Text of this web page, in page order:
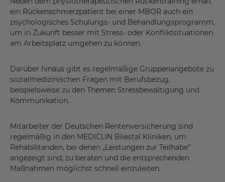
ein Rückenschmerzpatient bei einer MBOR auch ein
psychologisches Schulungs- und Behandlungsprogramm,
um in Zukunft besser mit Stress- oder Konfliktsituationen
am Arbeitsplatz umgehen zu können.
Darüber hinaus gibt es regelmäßige Gruppenangebote zu
sozialmedizinischen Fragen mit Berufsbezug,
beispielsweise zu den Themen Stressbewältigung und
Kommunikation.
Mitarbeiter der Deutschen Rentenversicherung sind
regelmäßig in den MEDICLIN Bliestal Kliniken, um
Rehabilitanden, bei denen „Leistungen zur Teilhabe“
angezeigt sind, zu beraten und die entsprechenden
Maßnahmen möglichst schnell einzuleiten.